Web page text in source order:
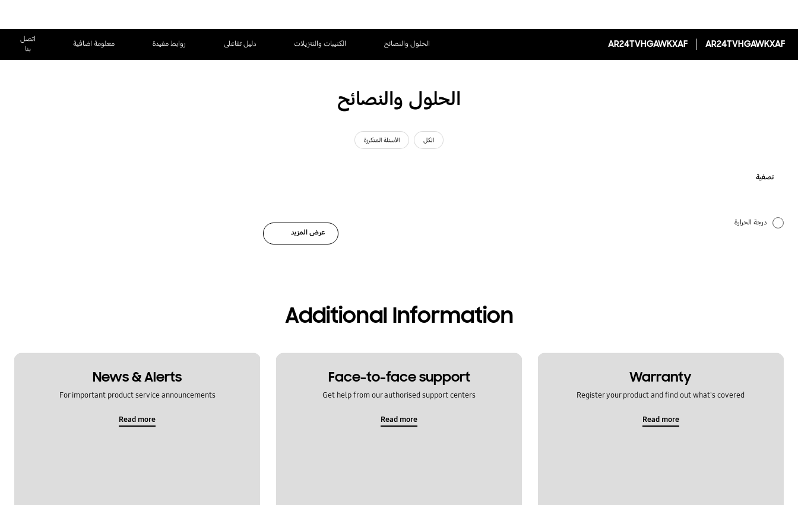
AR24TVHGAWKXAF
AR24TVHGAWKXAF الحلول والنصائح الكتيبات والتنزيلات دليل تفاعلى روابط مفيدة معلومة اضافية
اتصل
بنا
الحلول والنصائح
الكل الأسئلة المتكررة
تصفية
درجة الحرارة
عرض المزيد
Additional Information
Warranty
Register your product and find out what's covered
Read more
Face-to-face support
Get help from our authorised support centers
Read more
News & Alerts
For important product service announcements
Read more